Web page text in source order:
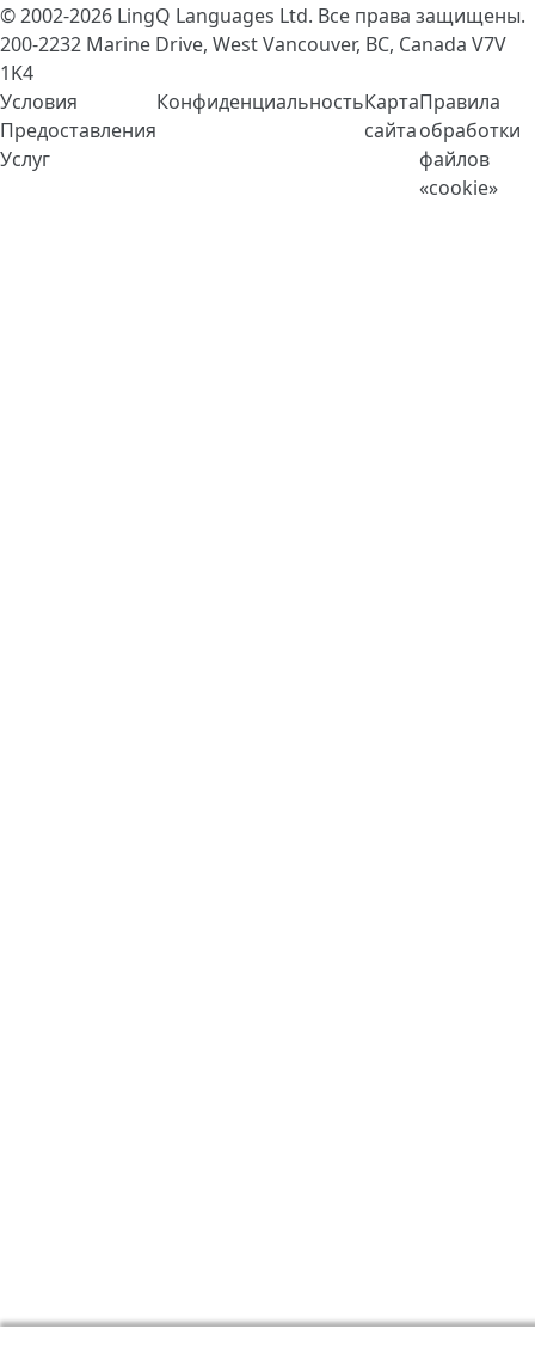
© 2002-2026 LingQ Languages Ltd. Все права защищены.
200-2232 Marine Drive, West Vancouver, BC, Canada V7V
1K4
Условия
Предоставления
Услуг
КонфиденциальностьКарта
сайта
Правила
обработки
файлов
«cookie»